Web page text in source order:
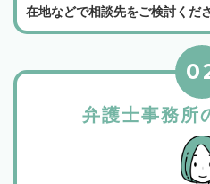
在地などで相談先をご検討くださ
弁護士事務所